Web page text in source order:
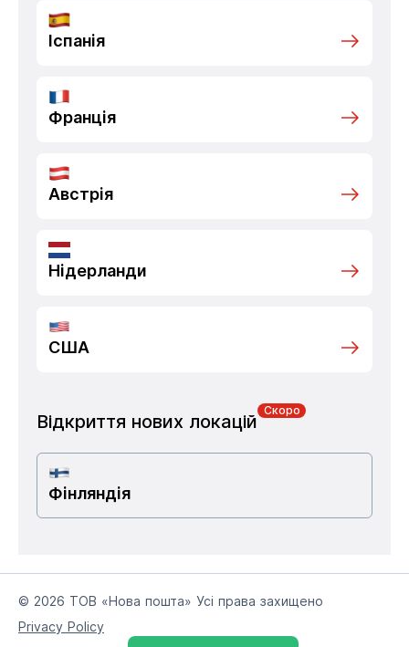
Іспанія
Франція
Австрія
Нідерланди
США
Відкриття нових локацій
Скоро
Фінляндія
© 2026 ТОВ «Нова пошта» Усі права захищено
Privacy Policy